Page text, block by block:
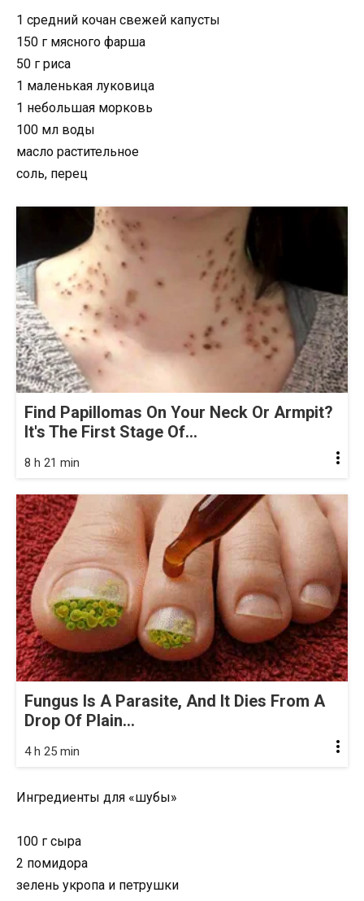
1 средний кочан свежей капусты
150 г мясного фарша
50 г риса
1 маленькая луковица
1 небольшая морковь
100 мл воды
масло растительное
соль, перец
Find Papillomas On Your Neck Or Armpit?
It's The First Stage Of...
8 h 21 min
Fungus Is A Parasite, And It Dies From A
Drop Of Plain...
4 h 25 min
Ингредиенты для «шубы»
100 г сыра
2 помидора
зелень укропа и петрушки